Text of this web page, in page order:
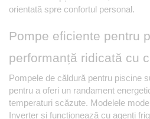
orientată spre confortul personal.
Pompe eficiente pentru
performanță ridicată cu
Pompele de căldură pentru piscine
pentru a oferi un randament
temperaturi scăzute. Modelele
Inverter și funcționează cu agenți